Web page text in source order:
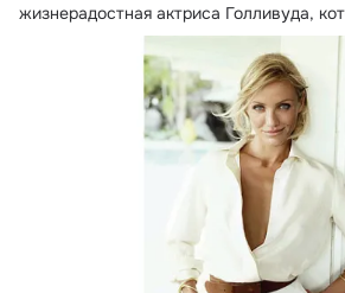
жизнерадостная актриса Голливуда,